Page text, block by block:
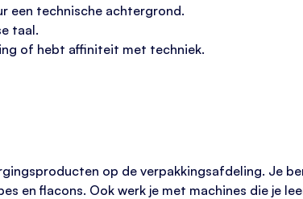
een technische achtergrond.
taal.
of hebt affiniteit met techniek.
op de verpakkingsafdeling. Je
en flacons. Ook werk je met machines die je